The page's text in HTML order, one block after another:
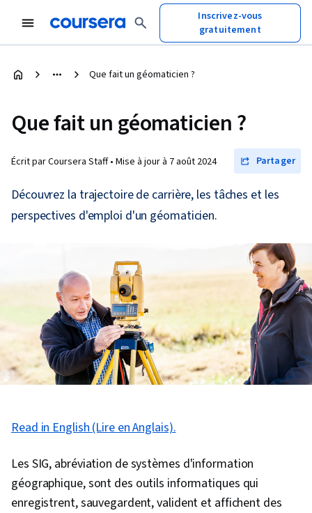
Inscrivez-vous
gratuitement
Que fait un géomaticien ?
Que fait un géomaticien ?
Écrit par Coursera Staff • Mise à jour à 7 août 2024 Partager
Découvrez la trajectoire de carrière, les tâches et les
perspectives d'emploi d'un géomaticien.
Read in English (Lire en Anglais).
Les SIG, abréviation de systèmes d'information
géographique, sont des outils informatiques qui
enregistrent, sauvegardent, valident et affichent des